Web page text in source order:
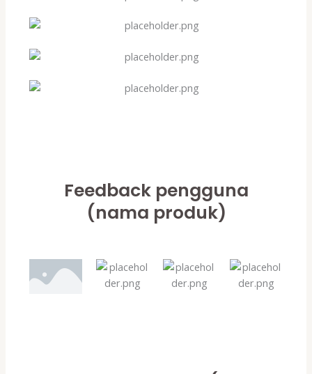
Feedback pengguna
(nama produk)